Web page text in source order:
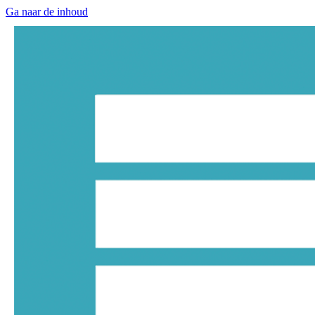
Ga naar de inhoud